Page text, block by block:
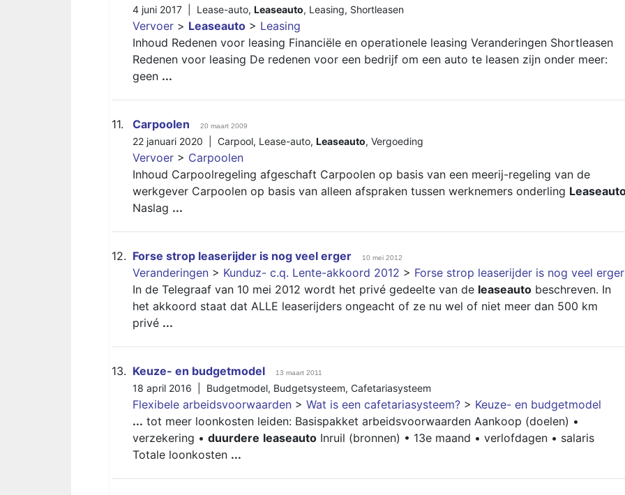
4 juni 2017 | Lease-auto, Leaseauto, Leasing, Shortleasen
Vervoer > Leaseauto > Leasing
Inhoud Redenen voor leasing Financiële en operationele leasing Veranderingen Shortleasen
Redenen voor leasing De redenen voor een bedrijf om een auto te leasen zijn onder meer:
geen ...
11. Carpoolen 20 maart 2009
22 januari 2020 | Carpool, Lease-auto, Leaseauto, Vergoeding
Vervoer > Carpoolen
Inhoud Carpoolregeling afgeschaft Carpoolen op basis van een meerij-regeling van de
werkgever Carpoolen op basis van alleen afspraken tussen werknemers onderling
Naslag ...
12. Forse strop leaserijder is nog veel erger 10 mei 2012
Veranderingen > Kunduz- c.q. Lente-akkoord 2012 > Forse strop leaserijder is nog veel erger
In de Telegraaf van 10 mei 2012 wordt het privé gedeelte van de leaseauto beschreven. In
het akkoord staat dat ALLE leaserijders ongeacht of ze nu wel of niet meer dan 500 km
privé ...
13. Keuze- en budgetmodel 13 maart 2011
18 april 2016 | Budgetmodel, Budgetsysteem, Cafetariasysteem
Flexibele arbeidsvoorwaarden > Wat is een cafetariasysteem? > Keuze- en budgetmodel
... tot meer loonkosten leiden: Basispakket arbeidsvoorwaarden Aankoop (doelen) •
verzekering • duurdere leaseauto Inruil (bronnen) • 13e maand • verlofdagen • salaris
Totale loonkosten ...